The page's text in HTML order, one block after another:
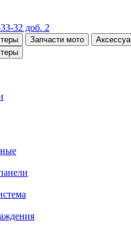
32 доб. 2
Запчасти мото